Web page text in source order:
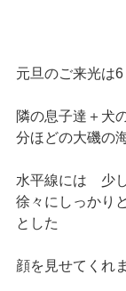
元旦のご来光は
隣の息子達＋犬
分ほどの大磯の
水平線には　少
徐々にしっかり
とした
顔を見せてくれ